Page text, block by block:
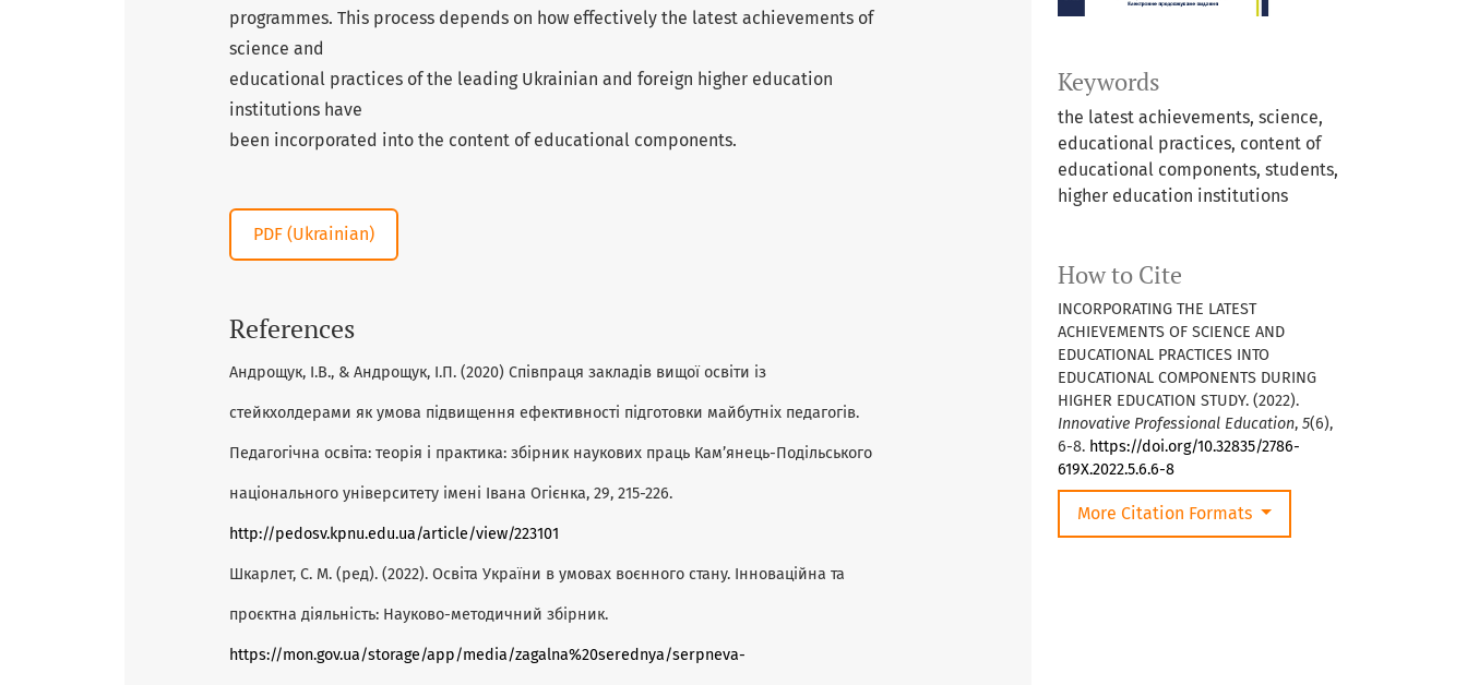
Keywords
the latest achievements, science,
educational practices, content of
educational components, students,
higher education institutions
How to Cite
INCORPORATING THE LATEST
ACHIEVEMENTS OF SCIENCE AND
EDUCATIONAL PRACTICES INTO
EDUCATIONAL COMPONENTS DURING
HIGHER EDUCATION STUDY. (2022).
Innovative Professional Education, 5(6),
6-8. https://doi.org/10.32835/2786-
619X.2022.5.6.6-8
More Citation Formats
programmes. This process depends on how effectively the latest achievements of
science and
educational practices of the leading Ukrainian and foreign higher education
institutions have
been incorporated into the content of educational components.
PDF (Ukrainian)
References
Андрощук, І.В., & Андрощук, І.П. (2020) Співпраця закладів вищої освіти із
стейкхолдерами як умова підвищення ефективності підготовки майбутніх педагогів.
Педагогічна освіта: теорія і практика: збірник наукових праць Кам’янець-Подільського
національного університету імені Івана Огієнка, 29, 215-226.
http://pedosv.kpnu.edu.ua/article/view/223101
Шкарлет, С. М. (ред). (2022). Освіта України в умовах воєнного стану. Інноваційна та
проєктна діяльність: Науково-методичний збірник.
https://mon.gov.ua/storage/app/media/zagalna%20serednya/serpneva-